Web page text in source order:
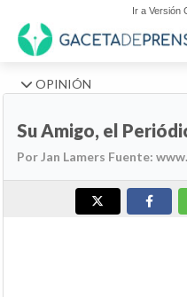
Ir a Versión
OPINIÓN
Su Amigo, el
Por Jan Lamers Fuente: